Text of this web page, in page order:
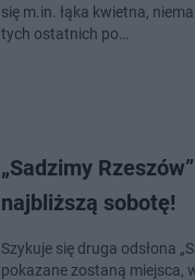
się m.in. łąka kwietna, niemal pół
tych ostatnich po…
„Sadzimy
najbliższą sobotę!
Szykuje się druga odsłona
pokazane zostaną miejsca,